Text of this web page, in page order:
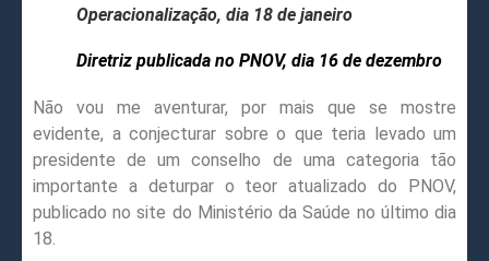
Operacionalização, dia 18 de janeiro
Diretriz publicada no PNOV, dia 16 de dezembro
Não vou me aventurar, por mais que se mostre
evidente, a conjecturar sobre o que teria levado um
presidente de um conselho de uma categoria tão
importante a deturpar o teor atualizado do PNOV,
publicado no site do Ministério da Saúde no último dia
18.